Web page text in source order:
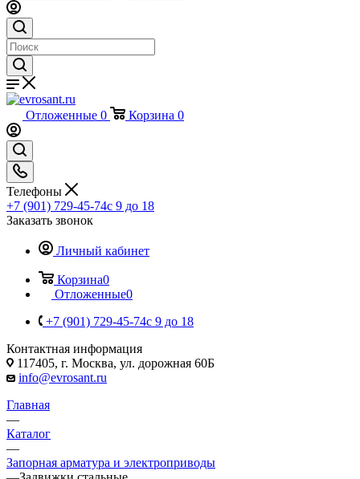
Отложенные 0 Корзина 0
Телефоны
+7 (901) 729-45-74c 9 до 18
Заказать звонок
Личный кабинет
Корзина0
Отложенные0
+7 (901) 729-45-74c 9 до 18
Контактная информация
117405, г. Москва, ул. дорожная 60Б
info@evrosant.ru
Главная
—
Каталог
—
Запорная арматура и электроприводы